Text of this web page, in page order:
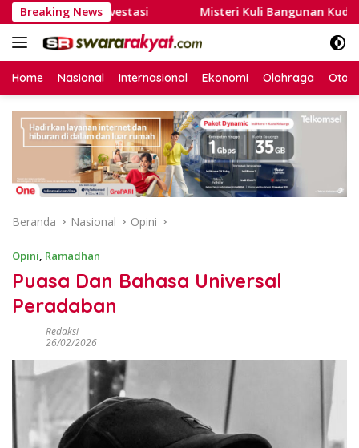
Langsung
ke
konten
Breaking News
tapi Investasi Misteri Kuli Bangunan Kudus: Penulis
Home Nasional Internasional Ekonomi Olahraga
Beranda Nasional Opini
Opini, Ramadhan
Puasa Dan Bahasa Universal
Peradaban
Redaksi
26/02/2026